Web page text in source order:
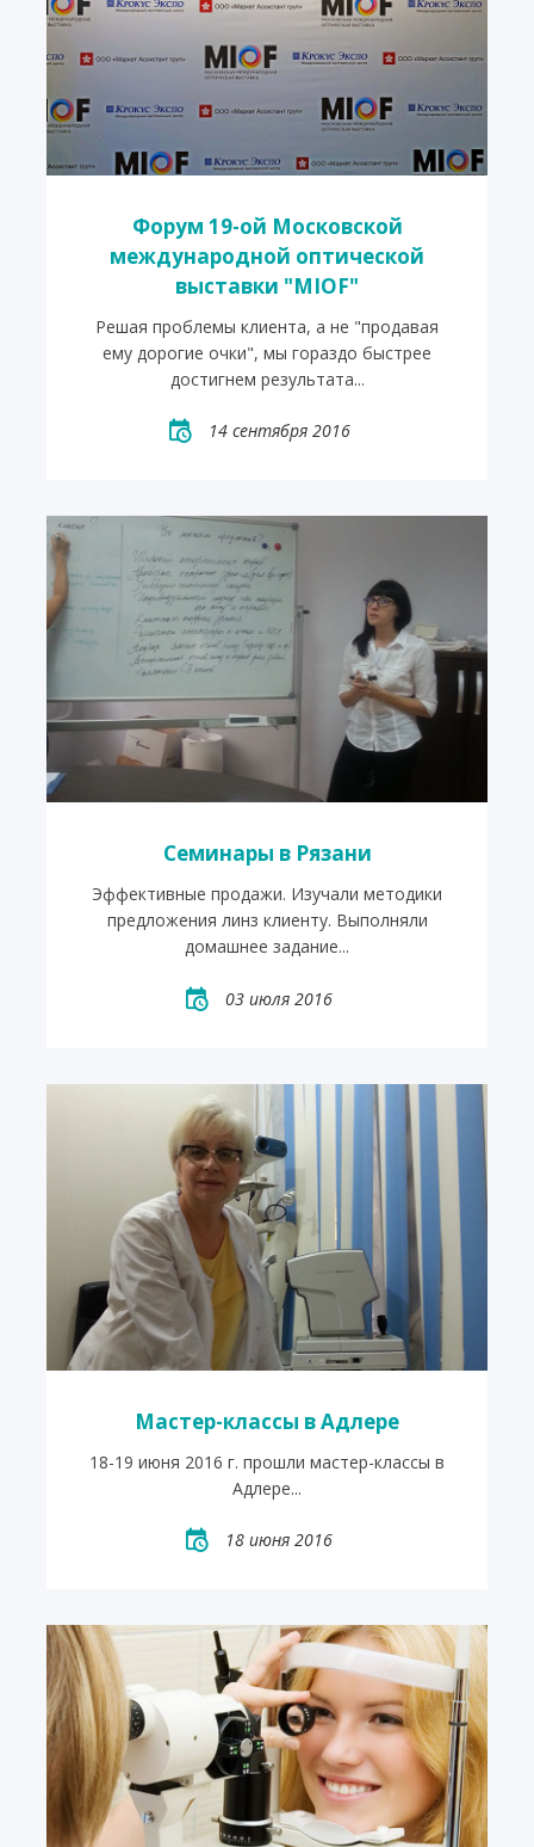
Форум 19-ой Московской
международной оптической
выставки "MIOF"
Решая проблемы клиента, а не "продавая
ему дорогие очки", мы гораздо быстрее
достигнем результата...
14 сентября 2016
Семинары в Рязани
Эффективные продажи. Изучали методики
предложения линз клиенту. Выполняли
домашнее задание...
03 июля 2016
Мастер-классы в Адлере
18-19 июня 2016 г. прошли мастер-классы в
Адлере...
18 июня 2016